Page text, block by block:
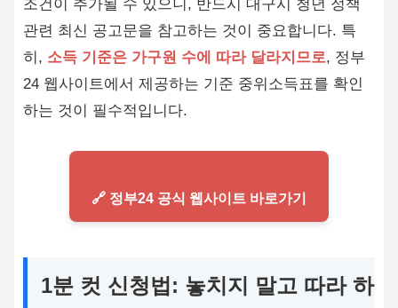
조건이 추가될 수 있으니, 반드시 대구시 청년 정책
관련 최신 공고문을 참고하는 것이 중요합니다. 특
히, 소득 기준은 가구원 수에 따라 달라지므로, 정부
24 웹사이트에서 제공하는 기준 중위소득표를 확인
하는 것이 필수적입니다.
🔗 정부24 공식 웹사이트 바로가기
1분 컷 신청법: 놓치지 말고 따라 하